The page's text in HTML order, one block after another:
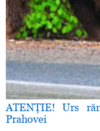
ATENŢIE! Urs
Prahovei